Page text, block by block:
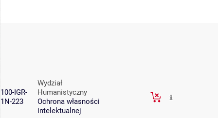
100-IGR-
1N-223
Wydział
Humanistyczny
Ochrona własności
intelektualnej